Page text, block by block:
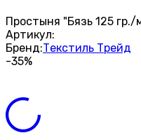
Простыня "Бязь 125
Артикул:
Бренд:Текстиль Трейд
-35%